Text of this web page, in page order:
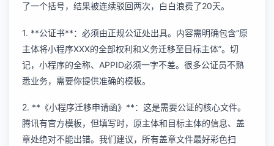
了一个括号，结果被连续驳回两次，白白浪费了20天。
1. **公证书**：必须由正规公证处出具。内容需明确包含“原
主体将小程序XXX的全部权利和义务迁移至目标主体”。切
记，小程序的全称、APPID必须一字不差。很多公证员不熟
悉业务，需要你提供准确的模板。
2. **《小程序迁移申请函》**：这是需要公证的核心文件。
腾讯有官方模板，但填写时，原主体和目标主体的信息、盖
章处绝对不能出错。我们建议，所有盖章文件最好彩色扫